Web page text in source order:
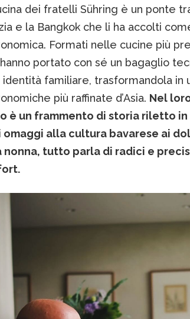
dei fratelli Sühring è un ponte
e la Bangkok che li ha accolti
Formati nelle cucine più
portato con sé un bagaglio
familiare, trasformandola in
più raffinate d’Asia. Nel
è un frammento di storia riletto
omaggi alla cultura bavarese ai
nonna, tutto parla di radici e